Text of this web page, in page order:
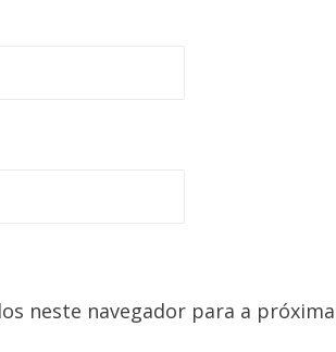
neste navegador para a